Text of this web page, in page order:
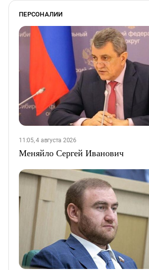
ПЕРСОНАЛИИ
11:05, 4 августа 2026
Меняйло Сергей Иванович